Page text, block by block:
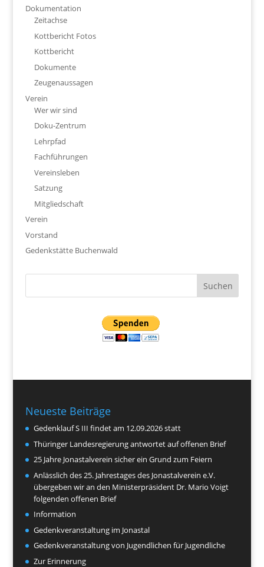
Dokumentation
Zeitachse
Kottbericht Fotos
Kottbericht
Dokumente
Zeugenaussagen
Verein
Wer wir sind
Doku-Zentrum
Lehrpfad
Fachführungen
Vereinsleben
Satzung
Mitgliedschaft
Verein
Vorstand
Gedenkstätte Buchenwald
Neueste Beiträge
Gedenklauf S III findet am 12.09.2026 statt
Thüringer Landesregierung antwortet auf offenen Brief
25 Jahre Jonastalverein sicher ein Grund zum Feiern
Anlässlich des 25. Jahrestages des Jonastalverein e.V.
übergeben wir an den Ministerpräsident Dr. Mario Voigt
folgenden offenen Brief
Information
Gedenkveranstaltung im Jonastal
Gedenkveranstaltung von Jugendlichen für Jugendliche
Zur Erinnerung